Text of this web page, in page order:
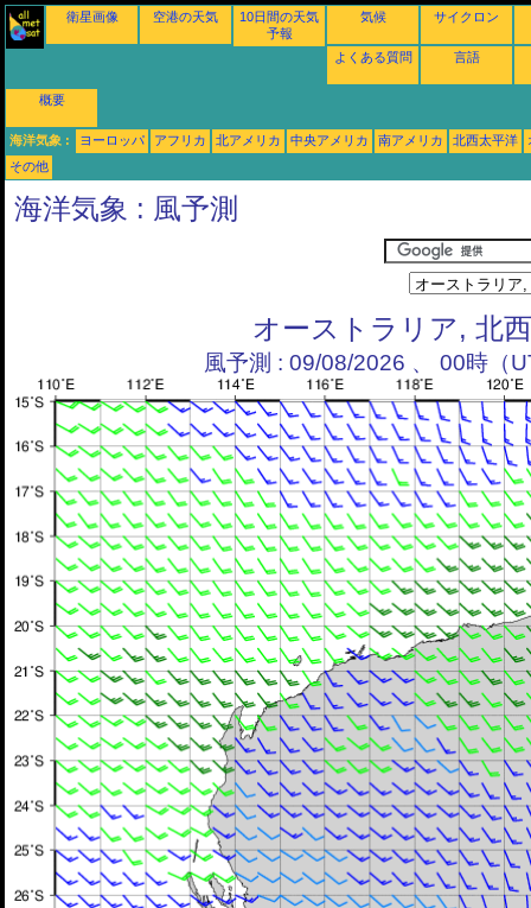
衛星画像 空港の天気
10日間の天気
予報
気候 サイクロン
よくある質問 言語
概要
海洋気象 : ヨーロッパ アフリカ 北アメリカ 中央アメリカ 南アメリカ 北西太平洋
その他
海洋気象 : 風予測
オーストラリア, 北西
風予測 : 09/08/2026 、 00時（